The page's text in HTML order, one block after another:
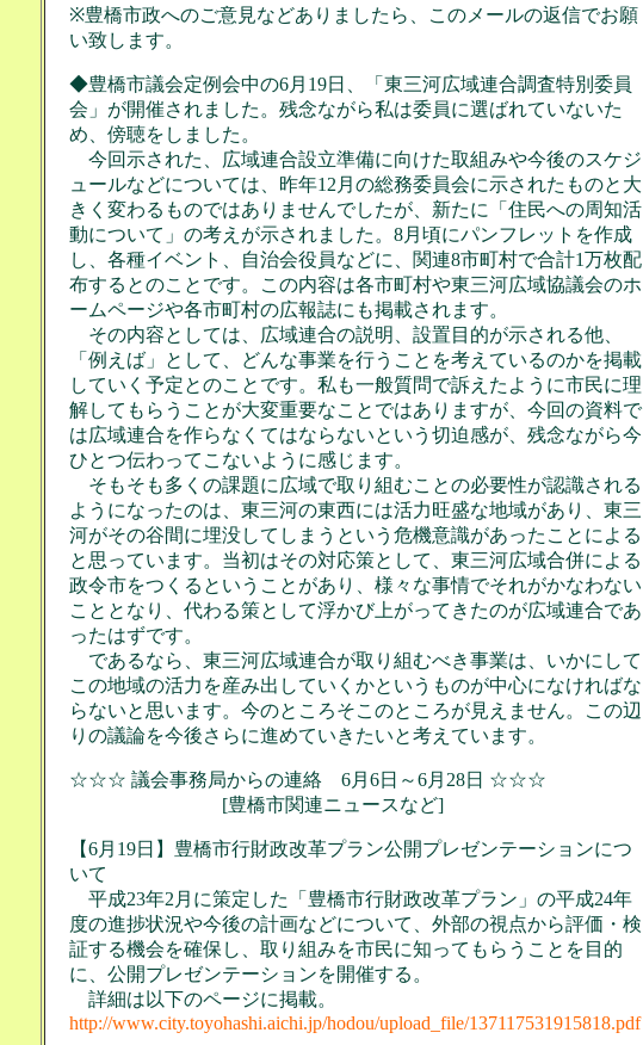
※豊橋市政へのご意見などありましたら、このメールの返信でお願
い致します。
◆豊橋市議会定例会中の6月19日、「東三河広域連合調査特別委員
会」が開催されました。残念ながら私は委員に選ばれていないた
め、傍聴をしました。
今回示された、広域連合設立準備に向けた取組みや今後のスケジ
ュールなどについては、昨年12月の総務委員会に示されたものと大
きく変わるものではありませんでしたが、新たに「住民への周知活
動について」の考えが示されました。8月頃にパンフレットを作成
し、各種イベント、自治会役員などに、関連8市町村で合計1万枚配
布するとのことです。この内容は各市町村や東三河広域協議会のホ
ームページや各市町村の広報誌にも掲載されます。
その内容としては、広域連合の説明、設置目的が示される他、
「例えば」として、どんな事業を行うことを考えているのかを掲載
していく予定とのことです。私も一般質問で訴えたように市民に理
解してもらうことが大変重要なことではありますが、今回の資料で
は広域連合を作らなくてはならないという切迫感が、残念ながら今
ひとつ伝わってこないように感じます。
そもそも多くの課題に広域で取り組むことの必要性が認識される
ようになったのは、東三河の東西には活力旺盛な地域があり、東三
河がその谷間に埋没してしまうという危機意識があったことによる
と思っています。当初はその対応策として、東三河広域合併による
政令市をつくるということがあり、様々な事情でそれがかなわない
こととなり、代わる策として浮かび上がってきたのが広域連合であ
ったはずです。
であるなら、東三河広域連合が取り組むべき事業は、いかにして
この地域の活力を産み出していくかというものが中心になければな
らないと思います。今のところそこのところが見えません。この辺
りの議論を今後さらに進めていきたいと考えています。
☆☆☆ 議会事務局からの連絡 6月6日～6月28日 ☆☆☆
[豊橋市関連ニュースなど]
【6月19日】豊橋市行財政改革プラン公開プレゼンテーションにつ
いて
平成23年2月に策定した「豊橋市行財政改革プラン」の平成24年
度の進捗状況や今後の計画などについて、外部の視点から評価・検
証する機会を確保し、取り組みを市民に知ってもらうことを目的
に、公開プレゼンテーションを開催する。
詳細は以下のページに掲載。
http://www.city.toyohashi.aichi.jp/hodou/upload_file/137117531915818.pdf